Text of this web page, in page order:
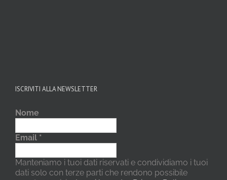
ISCRIVITI ALLA NEWSLETTER
Nome
Email *
Manteniamo i tuoi dati riservati e condividiamo i tuoi
dati solo con terze parti che rendono possibile